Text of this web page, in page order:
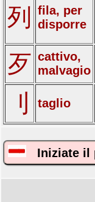
列
fila, per
disporre
歹 cattivo,
malvagio
刂 taglio
Iniziate il